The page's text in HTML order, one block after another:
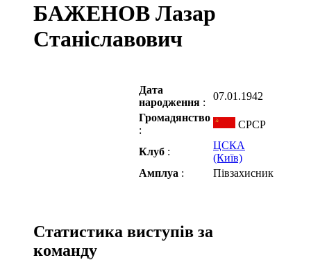
БАЖЕНОВ Лазар
Станіславович
Дата
народження :
07.01.1942
Громадянство
:
СРСР
Клуб :
ЦСКА
(Київ)
Амплуа : Півзахисник
Статистика виступів за
команду